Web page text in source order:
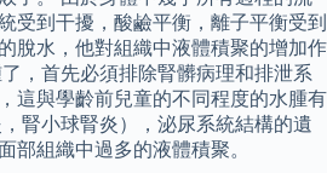
受到干擾，酸鹼平衡，離子平衡受到
脫水，他對組織中液體積聚的增加作
，首先必須排除腎髒病理和排泄系
這與學齡前兒童的不同程度的水腫有
腎小球腎炎），泌尿系統結構的遺
部組織中過多的液體積聚。